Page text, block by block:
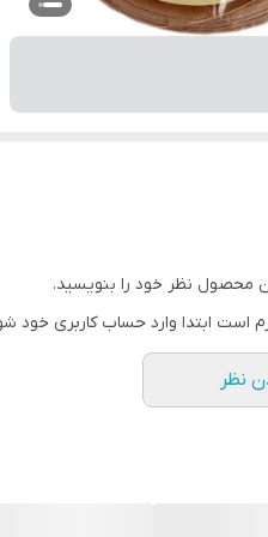
محصول نظر خود را بنویسید.
است ابتدا وارد حساب کاربری خود
نظر